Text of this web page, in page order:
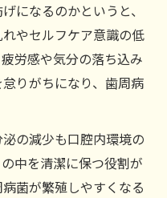
になるのかというと、
やセルフケア意識の低
労感や気分の落ち込み
りがちになり、歯周病
の減少も口腔内環境の
中を清潔に保つ役割が
菌が繁殖しやすくなる